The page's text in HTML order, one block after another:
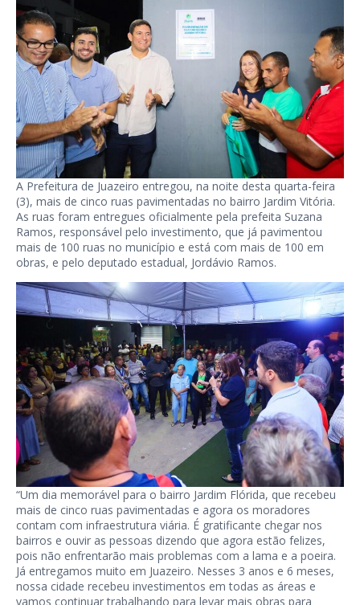
A Prefeitura de Juazeiro entregou, na noite desta quarta-feira
(3), mais de cinco ruas pavimentadas no bairro Jardim Vitória.
As ruas foram entregues oficialmente pela prefeita Suzana
Ramos, responsável pelo investimento, que já pavimentou
mais de 100 ruas no município e está com mais de 100 em
obras, e pelo deputado estadual, Jordávio Ramos.
“Um dia memorável para o bairro Jardim Flórida, que recebeu
mais de cinco ruas pavimentadas e agora os moradores
contam com infraestrutura viária. É gratificante chegar nos
bairros e ouvir as pessoas dizendo que agora estão felizes,
pois não enfrentarão mais problemas com a lama e a poeira.
Já entregamos muito em Juazeiro. Nesses 3 anos e 6 meses,
nossa cidade recebeu investimentos em todas as áreas e
vamos continuar trabalhando para levar mais obras para